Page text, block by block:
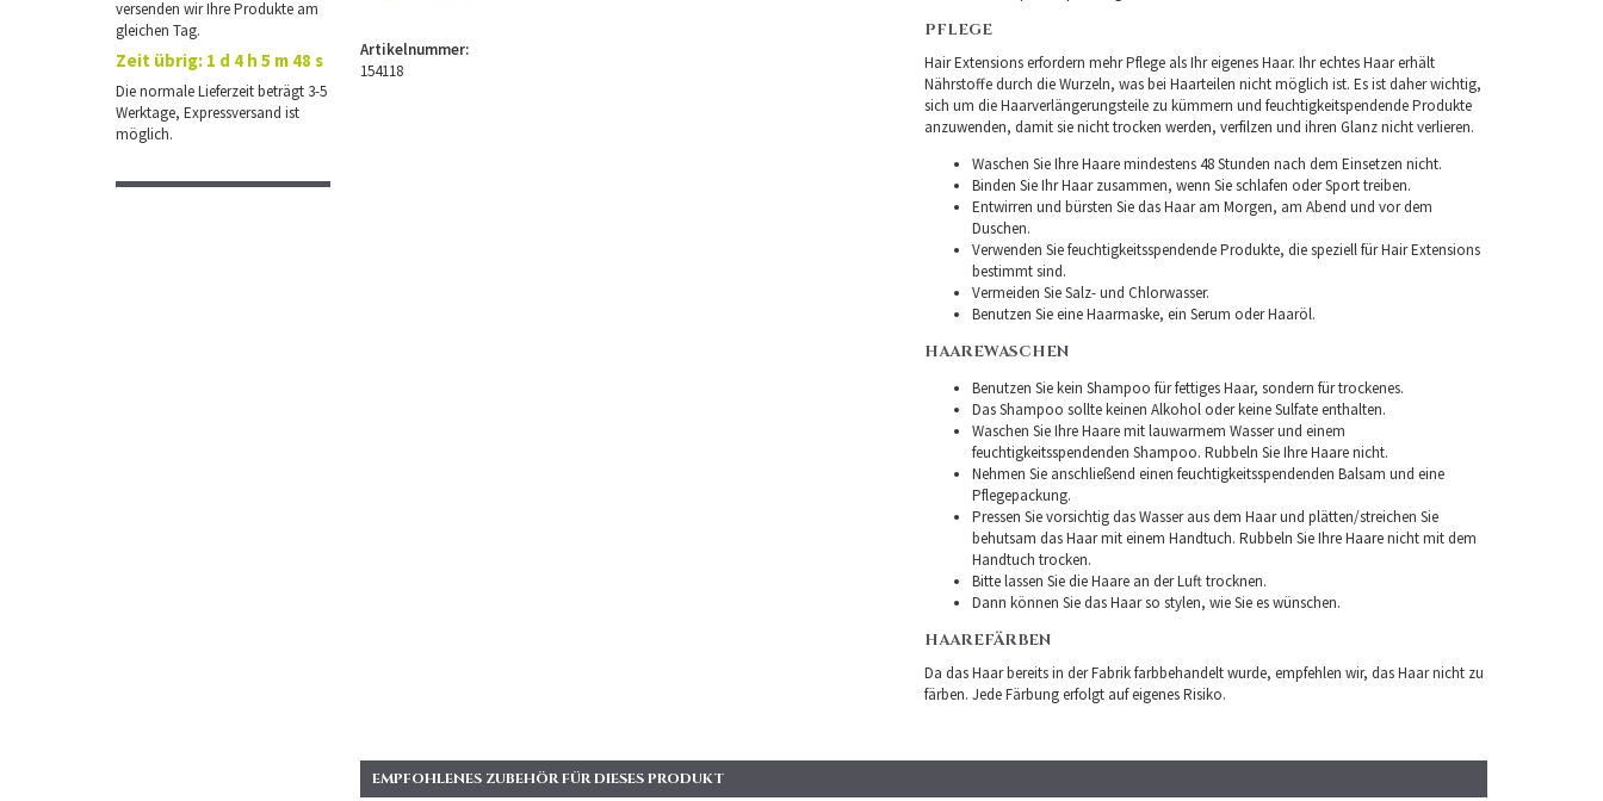
versenden wir Ihre Produkte am
gleichen Tag.
Zeit übrig: 1 d 4 h 5 m 48 s
Die normale Lieferzeit beträgt 3-5
Werktage, Expressversand ist
möglich.
PFLEGE
Hair Extensions erfordern mehr Pflege als Ihr eigenes Haar. Ihr echtes Haar erhält
Nährstoffe durch die Wurzeln, was bei Haarteilen nicht möglich ist. Es ist daher wichtig,
sich um die Haarverlängerungsteile zu kümmern und feuchtigkeitspendende Produkte
anzuwenden, damit sie nicht trocken werden, verfilzen und ihren Glanz nicht verlieren.
Waschen Sie Ihre Haare mindestens 48 Stunden nach dem Einsetzen nicht.
Binden Sie Ihr Haar zusammen, wenn Sie schlafen oder Sport treiben.
Entwirren und bürsten Sie das Haar am Morgen, am Abend und vor dem
Duschen.
Verwenden Sie feuchtigkeitsspendende Produkte, die speziell für Hair Extensions
bestimmt sind.
Vermeiden Sie Salz- und Chlorwasser.
Benutzen Sie eine Haarmaske, ein Serum oder Haaröl.
HAAREWASCHEN
Benutzen Sie kein Shampoo für fettiges Haar, sondern für trockenes.
Das Shampoo sollte keinen Alkohol oder keine Sulfate enthalten.
Waschen Sie Ihre Haare mit lauwarmem Wasser und einem
feuchtigkeitsspendenden Shampoo. Rubbeln Sie Ihre Haare nicht.
Nehmen Sie anschließend einen feuchtigkeitsspendenden Balsam und eine
Pflegepackung.
Pressen Sie vorsichtig das Wasser aus dem Haar und plätten/streichen Sie
behutsam das Haar mit einem Handtuch. Rubbeln Sie Ihre Haare nicht mit dem
Handtuch trocken.
Bitte lassen Sie die Haare an der Luft trocknen.
Dann können Sie das Haar so stylen, wie Sie es wünschen.
HAAREFÄRBEN
Da das Haar bereits in der Fabrik farbbehandelt wurde, empfehlen wir, das Haar nicht zu
färben. Jede Färbung erfolgt auf eigenes Risiko.
Artikelnummer:
154118
EMPFOHLENES ZUBEHÖR FÜR DIESES PRODUKT